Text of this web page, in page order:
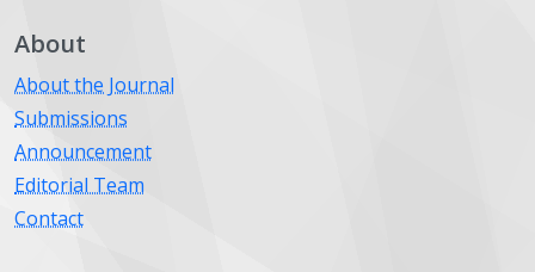
About
About the Journal
Submissions
Announcement
Editorial Team
Contact